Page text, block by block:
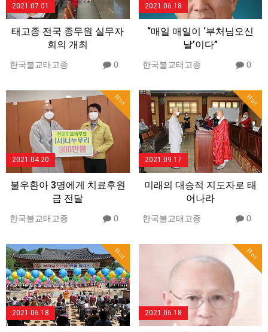
2021.07.01
태고종 전국 종무원 실무자
회의 개최
한국불교태고종 0
2021.06.18
“매일 매일이 ‘부처님오신
날’이다”
한국불교태고종 0
Hot
2021.04.20
불우환아 3명에게 치료후원
금 전달
한국불교태고종 0
Hot
2021.09.17
미래의 대승적 지도자로 태
어나라
한국불교태고종 0
Hot
2021.06.18
Hot
2021.06.18